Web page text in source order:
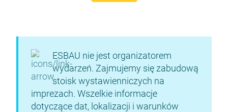
ESBAU nie jest organizatorem
wydarzeń. Zajmujemy się zabudową
stoisk wystawienniczych na
imprezach. Wszelkie informacje
dotyczące dat, lokalizacji i warunków